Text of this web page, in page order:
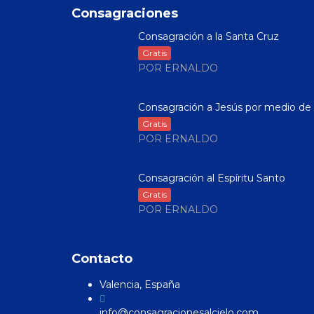
Consagraciones
Consagración a la Santa Cruz
Gratis
POR ERNALDO
Consagración a Jesús por medio de
Gratis
POR ERNALDO
Consagración al Espíritu Santo
Gratis
POR ERNALDO
Contacto
Valencia, España